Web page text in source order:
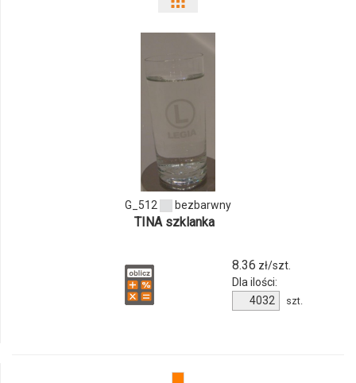
odmiany
G_512
G_512 bezbarwny
TINA szklanka
8.36 zł/szt.
Dla ilości:
Ilość
produktu
szt.